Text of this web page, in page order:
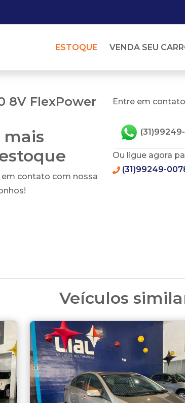
ESTOQUE VENDA SEU
8V FlexPower
mais
em contato com nossa
Entre em
Ou ligue agora
(31)99249-
Veículos